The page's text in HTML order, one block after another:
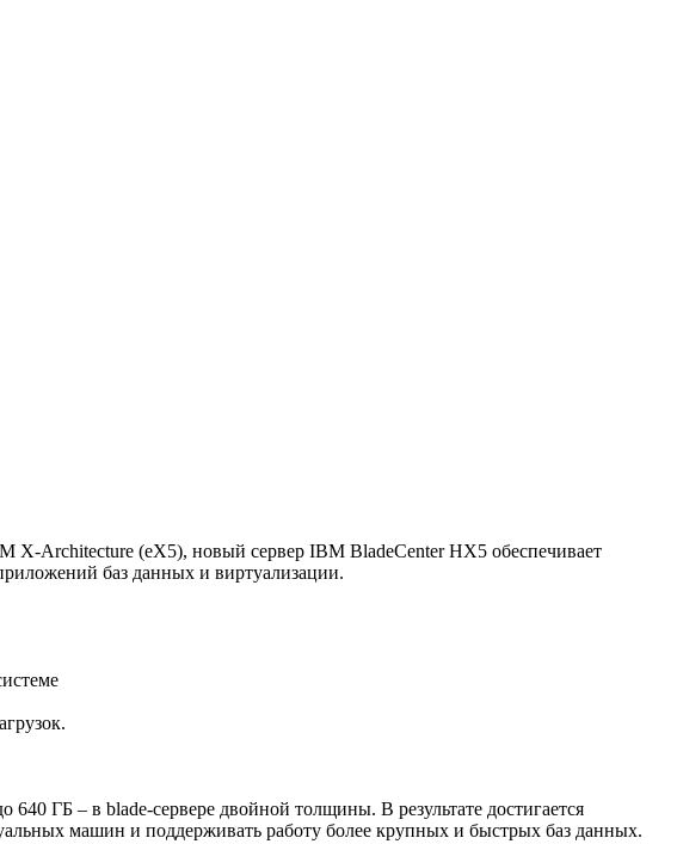
X-Architecture (eX5), новый сервер IBM BladeCenter HX5 обеспечивает
баз данных и виртуализации.
ГБ – в blade-сервере двойной толщины. В результате достигается
машин и поддерживать работу более крупных и быстрых баз данных.